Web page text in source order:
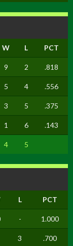
W L PCT
9 2 .818
5 4 .556
3 5 .375
1 6 .143
4 5
L PCT
- 1.000
3 .700